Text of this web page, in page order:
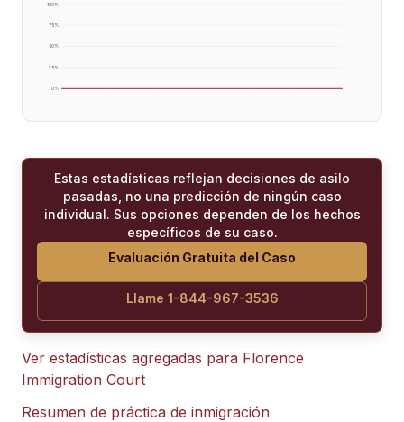
0%
25%
50%
75%
100%
Estas estadísticas reflejan decisiones de asilo
pasadas, no una predicción de ningún caso
individual. Sus opciones dependen de los hechos
específicos de su caso.
Evaluación Gratuita del Caso
Llame 1-844-967-3536
Ver estadísticas agregadas para Florence
Immigration Court
Resumen de práctica de inmigración